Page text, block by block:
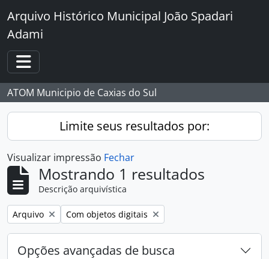
Skip to main content
Arquivo Histórico Municipal João Spadari
Adami
Toggle navigation
ATOM Municipio de Caxias do Sul
Limite seus resultados por:
Visualizar impressão Fechar
Mostrando 1 resultados
Descrição arquivística
Remover filtro:
Arquivo Remover filtro:
Com objetos digitais
Opções avançadas de busca